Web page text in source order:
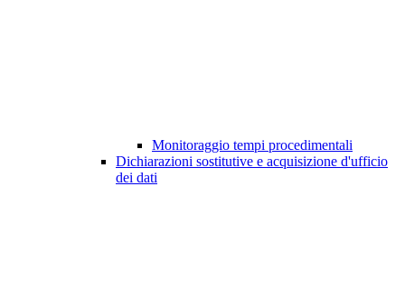
Monitoraggio tempi procedimentali
Dichiarazioni sostitutive e acquisizione d'ufficio
dei dati